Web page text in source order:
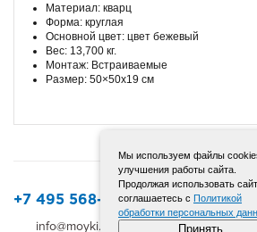
Материал: кварц
Форма: круглая
Основной цвет: цвет бежевый
Вес: 13,700 кг.
Монтаж: Встраиваемые
Размер: 50×50х19 см
+7 495 568-12-72
©
info@moyki.ru
Карта сайта
Мы используем файлы
улучшения работы сайта.
Продолжая использовать
соглашаетесь с Политикой
обработки персональных
Принять